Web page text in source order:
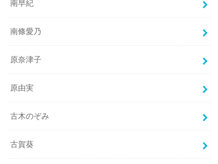
南早紀
南條愛乃
原奈津子
原由実
古木のぞみ
古賀葵